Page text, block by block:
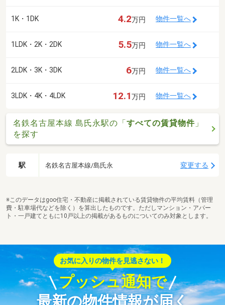
1K・1DK 4.2万円 物件一覧へ
1LDK・2K・2DK 5.5万円 物件一覧へ
2LDK・3K・3DK 6万円 物件一覧へ
3LDK・4K・4LDK 12.1万円 物件一覧へ
名鉄名古屋本線 島氏永駅の「すべての賃貸物件 」
を探す
駅 名鉄名古屋本線/島氏永 変更する
※このデータはgoo住宅・不動産に掲載されている賃貸物件の平均賃料（管理
費・駐車場代などを除く）を算出したものです。ただしマンション・アパー
ト・一戸建てともに10戸以上の掲載があるものについてのみ対象とします。
お気に入りの物件を見逃さない！
プッシュ通知で
最新の物件情報が届く